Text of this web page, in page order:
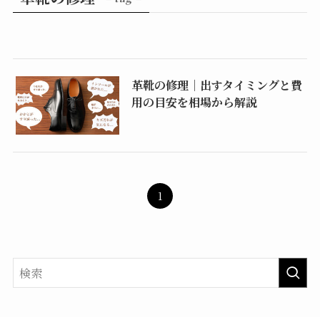
革靴の修理｜出すタイミングと費
用の目安を相場から解説
1